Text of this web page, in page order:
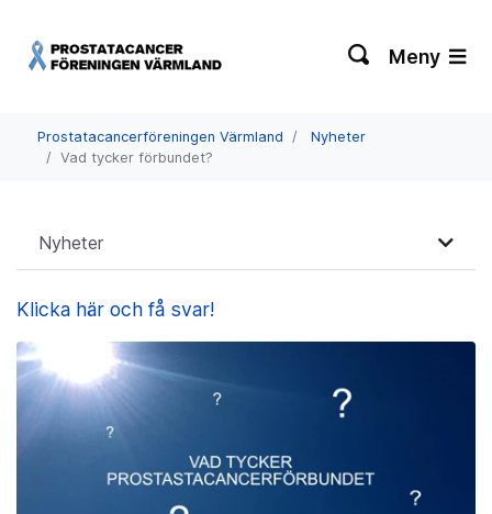
Meny
Prostatacancerföreningen Värmland
Nyheter
Vad tycker förbundet?
Nyheter
Klicka här och få svar!